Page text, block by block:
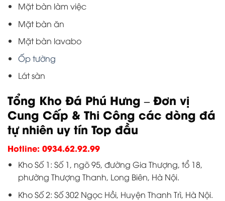
Mặt bàn làm việc
Mặt bàn ăn
Mặt bàn lavabo
Ốp tường
Lát sàn
Tổng Kho Đá Phú Hưng – Đơn vị
Cung Cấp & Thi Công các dòng đá
tự nhiên uy tín Top đầu
Hotline: 0934.62.92.99
Kho Số 1: Số 1, ngõ 95, đường Gia Thượng, tổ 18,
phường Thượng Thanh, Long Biên, Hà Nội.
Kho Số 2: Số 302 Ngọc Hồi, Huyện Thanh Trì, Hà Nội.